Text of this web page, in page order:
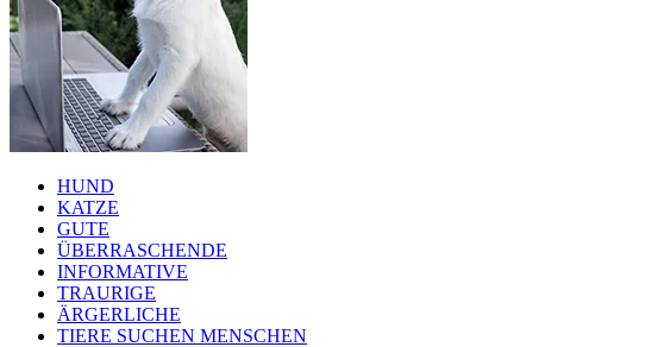
HUND
KATZE
GUTE
ÜBERRASCHENDE
INFORMATIVE
TRAURIGE
ÄRGERLICHE
TIERE SUCHEN MENSCHEN